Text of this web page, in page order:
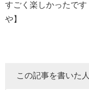
すごく楽しかったで
や】
この記事を書いた人